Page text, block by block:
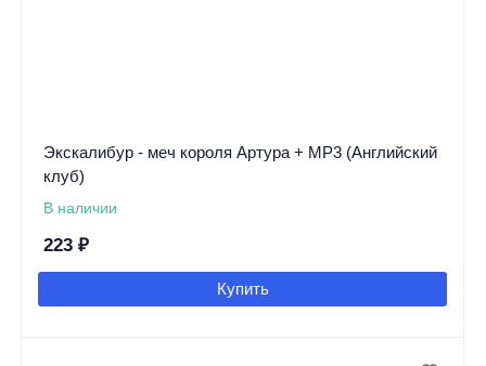
Экскалибур - меч короля Артура + MP3 (Английский
клуб)
В наличии
223 ₽
Купить